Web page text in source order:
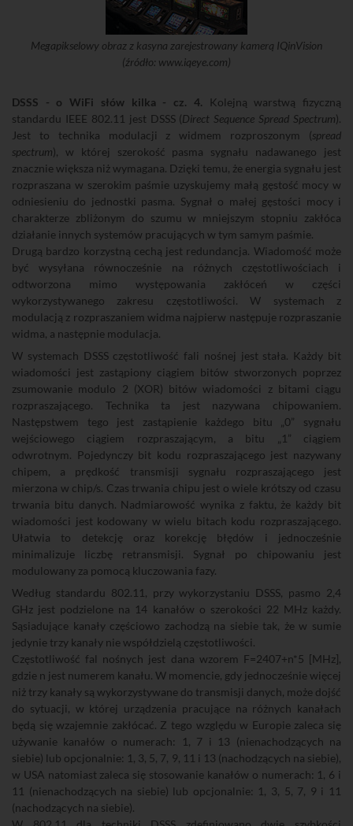
Megapikselowy obraz z kasyna zarejestrowany kamerą IQinVision
(źródło: www.iqeye.com)
DSSS - o WiFi słów kilka - cz. 4. Kolejną warstwą fizyczną
standardu IEEE 802.11 jest DSSS (Direct Sequence Spread Spectrum).
Jest to technika modulacji z widmem rozproszonym (spread
spectrum), w której szerokość pasma sygnału nadawanego jest
znacznie większa niż wymagana. Dzięki temu, że energia sygnału jest
rozpraszana w szerokim paśmie uzyskujemy małą gęstość mocy w
odniesieniu do jednostki pasma. Sygnał o małej gęstości mocy i
charakterze zbliżonym do szumu w mniejszym stopniu zakłóca
działanie innych systemów pracujących w tym samym paśmie.
Drugą bardzo korzystną cechą jest redundancja. Wiadomość może
być wysyłana równocześnie na różnych częstotliwościach i
odtworzona mimo występowania zakłóceń w części
wykorzystywanego zakresu częstotliwości. W systemach z
modulacją z rozpraszaniem widma najpierw następuje rozpraszanie
widma, a następnie modulacja.
W systemach DSSS częstotliwość fali nośnej jest stała. Każdy bit
wiadomości jest zastąpiony ciągiem bitów stworzonych poprzez
zsumowanie modulo 2 (XOR) bitów wiadomości z bitami ciągu
rozpraszającego. Technika ta jest nazywana chipowaniem.
Następstwem tego jest zastąpienie każdego bitu „0” sygnału
wejściowego ciągiem rozpraszającym, a bitu „1” ciągiem
odwrotnym. Pojedynczy bit kodu rozpraszającego jest nazywany
chipem, a prędkość transmisji sygnału rozpraszającego jest
mierzona w chip/s. Czas trwania chipu jest o wiele krótszy od czasu
trwania bitu danych. Nadmiarowość wynika z faktu, że każdy bit
wiadomości jest kodowany w wielu bitach kodu rozpraszającego.
Ułatwia to detekcję oraz korekcję błędów i jednocześnie
minimalizuje liczbę retransmisji. Sygnał po chipowaniu jest
modulowany za pomocą kluczowania fazy.
Według standardu 802.11, przy wykorzystaniu DSSS, pasmo 2,4
GHz jest podzielone na 14 kanałów o szerokości 22 MHz każdy.
Sąsiadujące kanały częściowo zachodzą na siebie tak, że w sumie
jedynie trzy kanały nie współdzielą częstotliwości.
Częstotliwość fal nośnych jest dana wzorem F=2407+n*5 [MHz],
gdzie n jest numerem kanału. W momencie, gdy jednocześnie więcej
niż trzy kanały są wykorzystywane do transmisji danych, może dojść
do sytuacji, w której urządzenia pracujące na różnych kanałach
będą się wzajemnie zakłócać. Z tego względu w Europie zaleca się
używanie kanałów o numerach: 1, 7 i 13 (nienachodzących na
siebie) lub opcjonalnie: 1, 3, 5, 7, 9, 11 i 13 (nachodzących na siebie),
w USA natomiast zaleca się stosowanie kanałów o numerach: 1, 6 i
11 (nienachodzących na siebie) lub opcjonalnie: 1, 3, 5, 7, 9 i 11
(nachodzących na siebie).